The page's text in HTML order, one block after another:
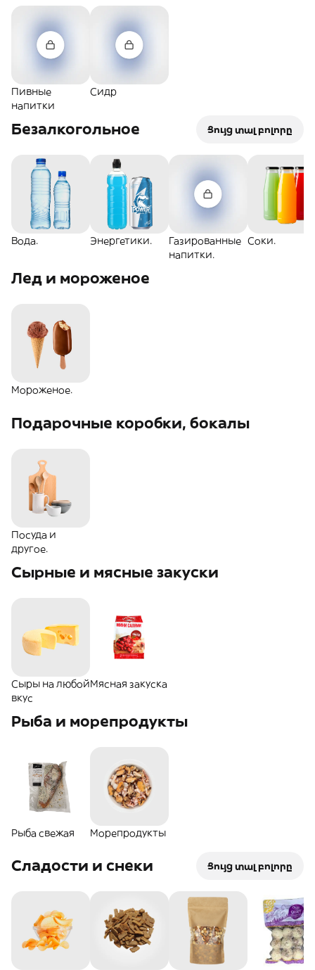
Пивные
напитки
Сидр
Безалкогольное Ցույց տալ բոլորը
Вода. Энергетики.
Газированные
напитки.
Соки.
Лед и мороженое
Мороженое.
Подарочные коробки, бокалы
Посуда и
другое.
Сырные и мясные закуски
Сыры на любой
вкус
Мясная закуска
Рыба и морепродукты
Рыба свежая Морепродукты
Сладости и снеки Ցույց տալ բոլորը